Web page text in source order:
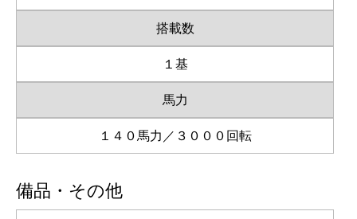
搭載数
１基
馬力
１４０馬力／３０００回転
備品・その他